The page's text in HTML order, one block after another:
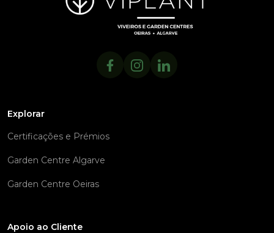
Explorar
Certificações e Prémios
Garden Centre Algarve
Garden Centre Oeiras
Apoio ao Cliente